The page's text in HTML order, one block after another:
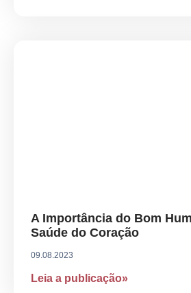
A Importância do Bom
Saúde do Coração
09.08.2023
Leia a publicação»